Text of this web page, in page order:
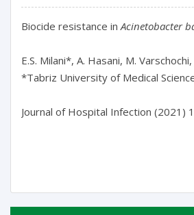
Biocide resistance in Acinetobacter
E.S. Milani*, A. Hasani, M.
*Tabriz University of Medical
Journal of Hospital Infection (2021)